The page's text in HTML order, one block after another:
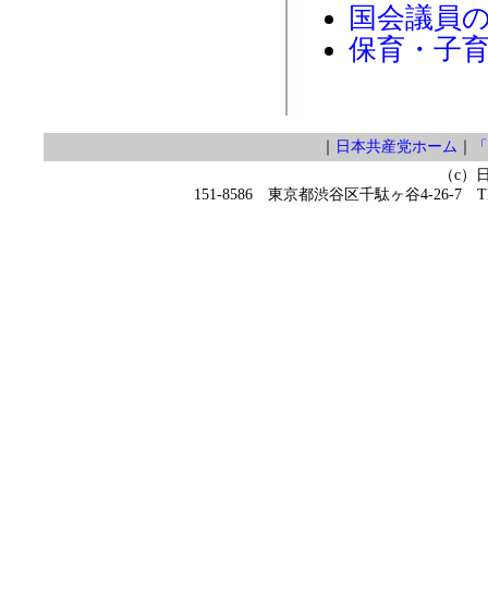
国会議員
保育・子
｜ 日本共産党ホーム ｜
（c）
151-8586 東京都渋谷区千駄ヶ谷4-26-7